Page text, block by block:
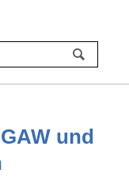
und